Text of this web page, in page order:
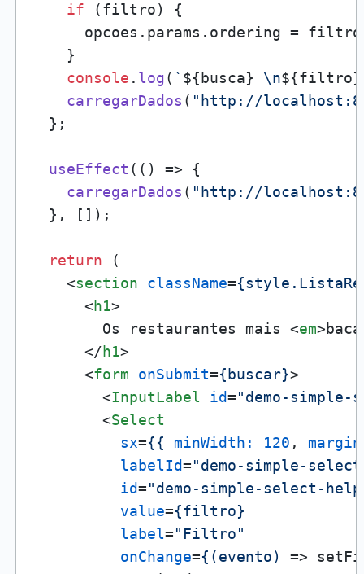
if (filtro) {
      opcoes.
params . ordering =
    }
console . log( ` ${busca} \n${filtro}
carregarDados ( "http://
  };
useEffect ( () => {
carregarDados ( "http://
  }, []);
return (
<section className=
<h1>
        Os restaurantes mais
<em>
</h1>
<form onSubmit={buscar}>
<InputLabel id="demo-
<Select
sx={{ minWidth: 120 ,
labelId="demo-simple-
id="demo-simple-select-
value={filtro}
label="Filtro"
onChange={(evento) =>